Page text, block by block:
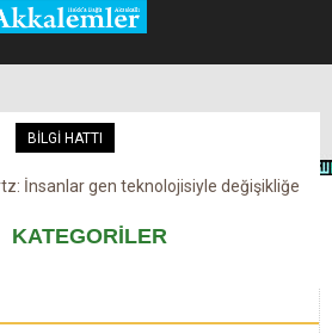
BİLGİ HATTI
İnsanlar gen teknolojisiyle değişikliğe
aşısı, devşirme ve kobay!
KATEGORİLER